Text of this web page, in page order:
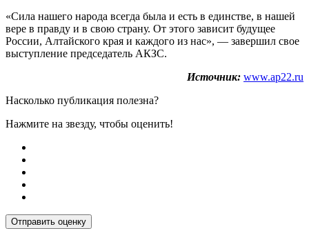
«Сила нашего народа всегда была и есть в единстве, в нашей
вере в правду и в свою страну. От этого зависит будущее
России, Алтайского края и каждого из нас», — завершил свое
выступление председатель АКЗС.
Источник: www.ap22.ru
Насколько публикация полезна?
Нажмите на звезду, чтобы оценить!
Отправить оценку